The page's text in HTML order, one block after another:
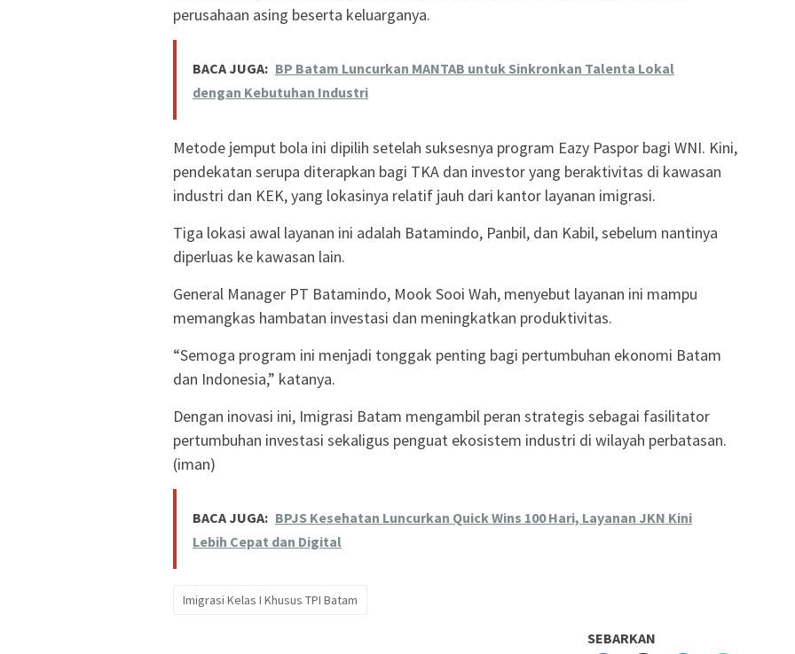
perusahaan asing beserta keluarganya.
BACA JUGA: BP Batam Luncurkan MANTAB untuk Sinkronkan Talenta Lokal
dengan Kebutuhan Industri
Metode jemput bola ini dipilih setelah suksesnya program Eazy Paspor bagi WNI. Kini,
pendekatan serupa diterapkan bagi TKA dan investor yang beraktivitas di kawasan
industri dan KEK, yang lokasinya relatif jauh dari kantor layanan imigrasi.
Tiga lokasi awal layanan ini adalah Batamindo, Panbil, dan Kabil, sebelum nantinya
diperluas ke kawasan lain.
General Manager PT Batamindo, Mook Sooi Wah, menyebut layanan ini mampu
memangkas hambatan investasi dan meningkatkan produktivitas.
“Semoga program ini menjadi tonggak penting bagi pertumbuhan ekonomi Batam
dan Indonesia,” katanya.
Dengan inovasi ini, Imigrasi Batam mengambil peran strategis sebagai fasilitator
pertumbuhan investasi sekaligus penguat ekosistem industri di wilayah perbatasan.
(iman)
BACA JUGA: BPJS Kesehatan Luncurkan Quick Wins 100 Hari, Layanan JKN Kini
Lebih Cepat dan Digital
Imigrasi Kelas I Khusus TPI Batam
SEBARKAN